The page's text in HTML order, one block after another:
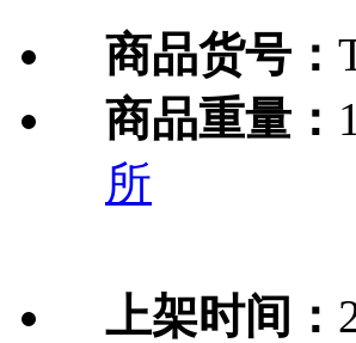
商品货号：
商品重量：
所
上架时间：